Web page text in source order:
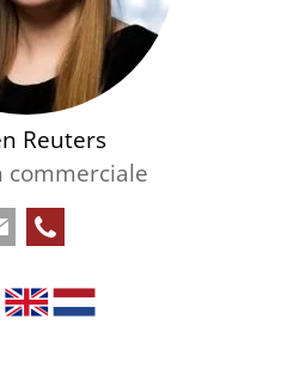
Reuters
commerciale